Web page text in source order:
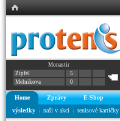
Monastir
Zipfel
5
Melnikova
0
Home Zprávy E-Shop
výsledky
naši v akci tenisové kartičky